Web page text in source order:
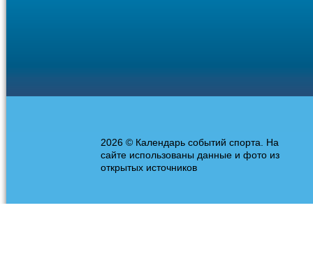
2026 © Календарь событий спорта. На
сайте использованы данные и фото из
открытых источников